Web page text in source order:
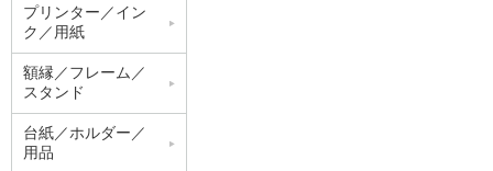
プリンター／イン
ク／用紙
額縁／フレーム／
スタンド
台紙／ホルダー／
用品